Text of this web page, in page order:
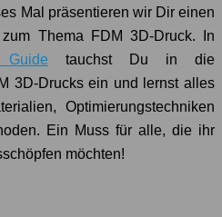
Mal präsentieren wir Dir einen
Thema FDM 3D-Druck. In
Guide tauchst Du in die
3D-Drucks ein und lernst alles
Optimierungstechniken
Ein Muss für alle, die ihr
möchten!